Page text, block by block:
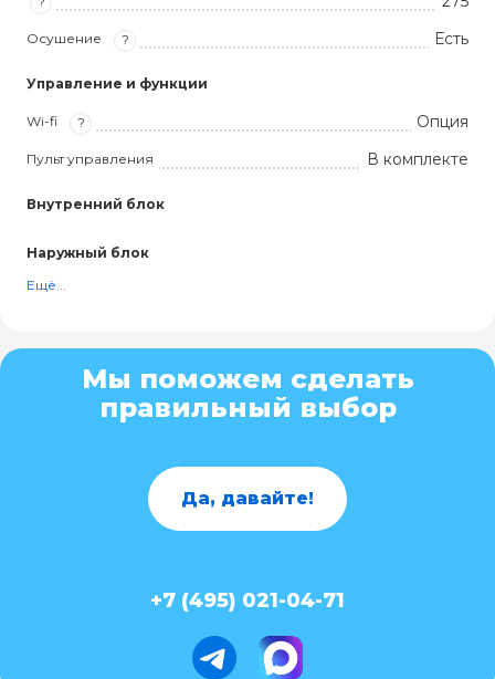
Осушение ? Есть
Управление и функции
Wi-fi ? Опция
Пульт управления В комплекте
Внутренний блок
Наружный блок
Ещё...
Мы поможем сделать
правильный выбор
Да, давайте!
+7 (495) 021-04-71